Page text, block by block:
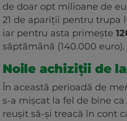
de doar opt milioane de
21 de apariții pentru trupa
iar pentru asta primește
săptămână (140.000 euro).
Noile achiziții de
În această perioadă de
s-a mișcat la fel de bine ca
reușit să-și treacă în cont